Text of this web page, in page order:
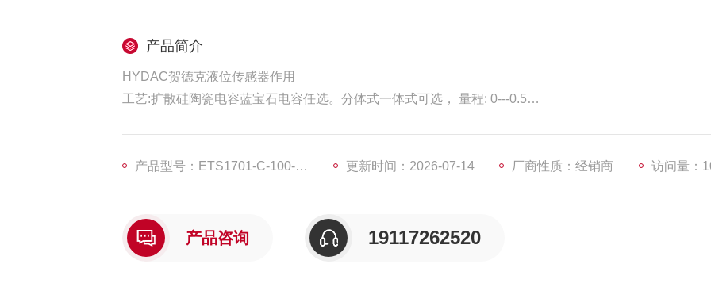
产品简介
HYDAC贺德克液位传感器作用
工艺:扩散硅陶瓷电容蓝宝石电容任选。分体式一体式可选， 量程: 0---0.5
污水及盐水的物位测量。
产品型号：ETS1701-C-100-000+TPF100 更新时间：2026-07-14 厂商性质：经销商 访问量：
产品咨询 19117262520